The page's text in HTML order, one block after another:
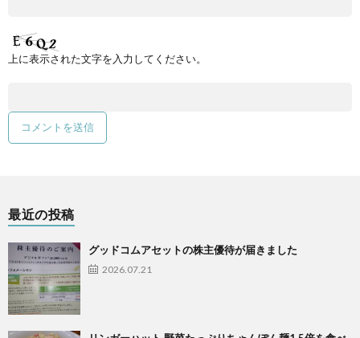
上に表示された文字を入力してください。
最近の投稿
グッドコムアセットの株主優待が届きました
2026.07.21